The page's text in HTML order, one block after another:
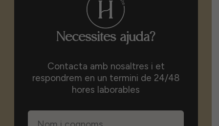
Necessites ajuda?
Contacta amb nosaltres i et
respondrem en un termini de 24/48
hores laborables